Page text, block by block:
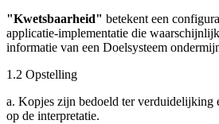
"Kwetsbaarheid" betekent een
applicatie-implementatie die
informatie van een Doelsysteem
1.2 Opstelling
a. Kopjes zijn bedoeld ter verduidelijking
op de interpretatie.